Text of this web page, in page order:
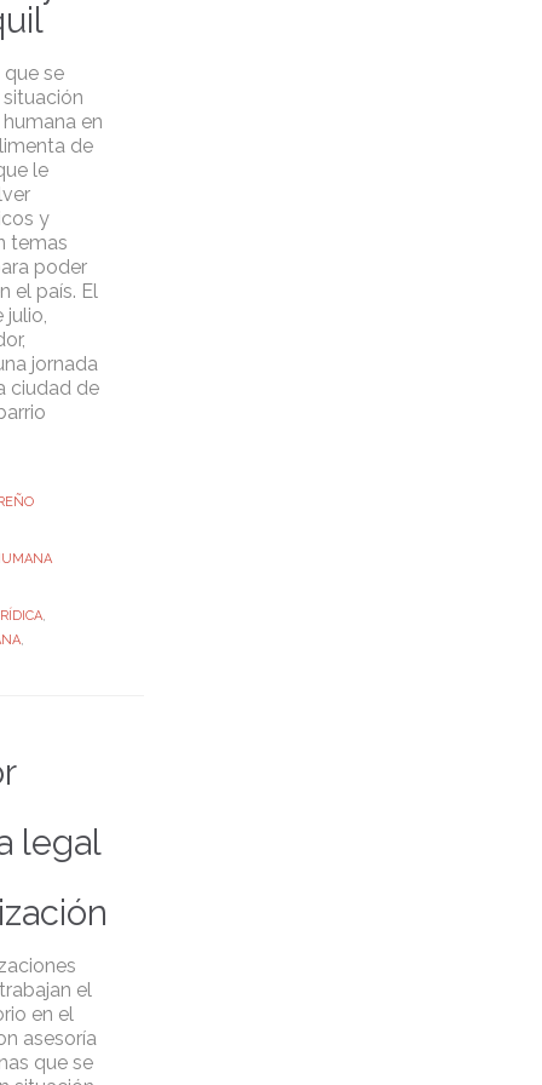
se
en
de
le
y
temas
poder
el país. El
julio,
jornada
ciudad de
,
,
legal
el
en el
asesoría
que se